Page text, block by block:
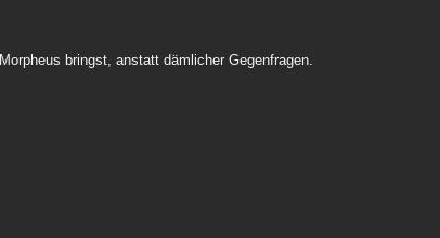
bringst, anstatt dämlicher Gegenfragen.